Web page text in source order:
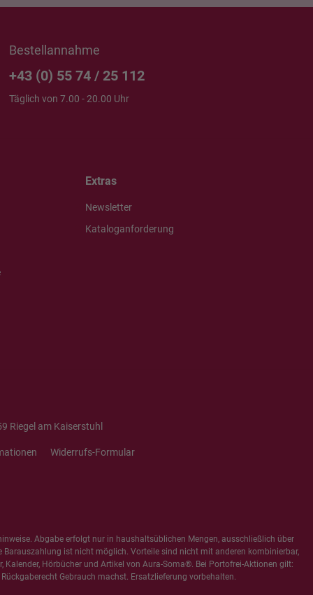
Bestellannahme
+43 (0) 55 74 / 25 112
Täglich von 7.00 - 20.00 Uhr
Extras
Newsletter
Kataloganforderung
Riegel am Kaiserstuhl
Widerrufs-Formular
. Abgabe erfolgt nur in haushaltsüblichen Mengen, ausschließlich über
ist nicht möglich. Vorteile sind nicht mit anderen kombinierbar,
Hörbücher und Artikel von Aura-Soma®. Bei Portofrei-Aktionen gilt:
Gebrauch machst. Ersatzlieferung vorbehalten.